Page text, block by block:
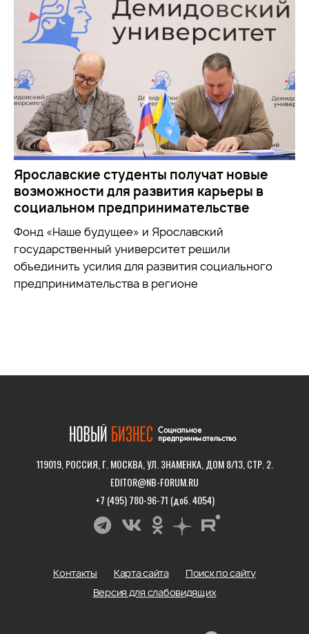
Ярославские студенты получат новые
возможности для развития карьеры в
социальном предпринимательстве
Фонд «Наше будущее» и Ярославский
государственный университет решили
объединить усилия для развития социального
предпринимательства в регионе
119019, РОССИЯ, Г. МОСКВА, УЛ. ЗНАМЕНКА, ДОМ 8/13, СТР. 2.
EDITOR@NB-FORUM.RU
+7 (495) 780-96-71 (доб. 4054)
Контакты Карта сайта
Поиск по сайту
Версия для слабовидящих